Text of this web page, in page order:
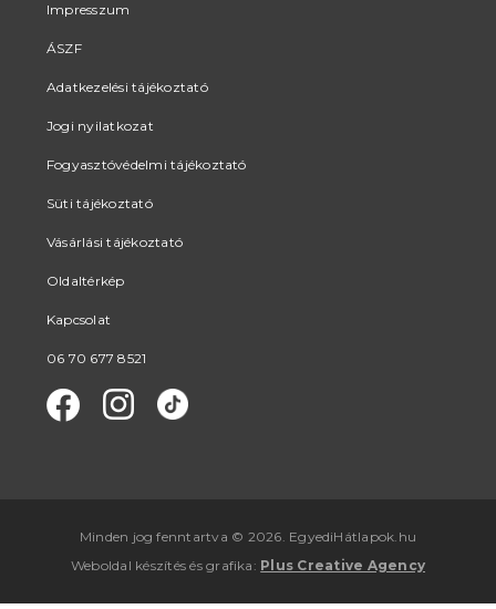
Impresszum
ÁSZF
Adatkezelési tájékoztató
Jogi nyilatkozat
Fogyasztóvédelmi tájékoztató
Süti tájékoztató
Vásárlási tájékoztató
Oldaltérkép
Kapcsolat
06 70 677 8521
Minden jog fenntartva © 2026. EgyediHátlapok.hu
Weboldal készítés ésgrafika : Plus Creative Agency